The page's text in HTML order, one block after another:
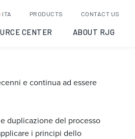
ITA PRODUCTS CONTACT US
CENTER ABOUT RJG
2019-
e continua ad essere
duplicazione del processo
i principi dello